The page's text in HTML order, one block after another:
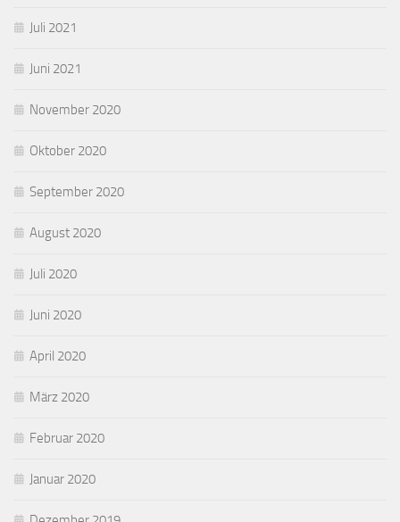
Juli 2021
Juni 2021
November 2020
Oktober 2020
September 2020
August 2020
Juli 2020
Juni 2020
April 2020
März 2020
Februar 2020
Januar 2020